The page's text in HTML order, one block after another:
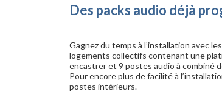
Des packs audio déjà
Gagnez du temps à l’installation avec
logements collectifs contenant une
encastrer et 9 postes audio à combiné
Pour encore plus de facilité à
postes intérieurs.